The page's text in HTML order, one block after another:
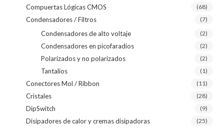
Compuertas Lógicas CMOS (68)
Condensadores / Filtros (7)
Condensadores de alto voltaje (2)
Condensadores en picofaradios (2)
Polarizados y no polarizados (2)
Tantalios (1)
Conectores Mol / Ribbon (11)
Cristales (28)
DipSwitch (9)
Disipadores de calor y cremas disipadoras (25)